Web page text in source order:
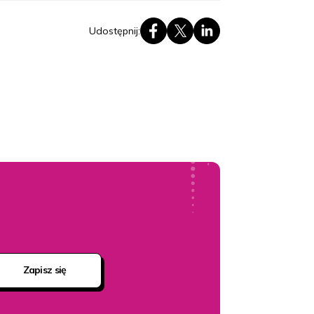
Udostępnij:
Zapisz się